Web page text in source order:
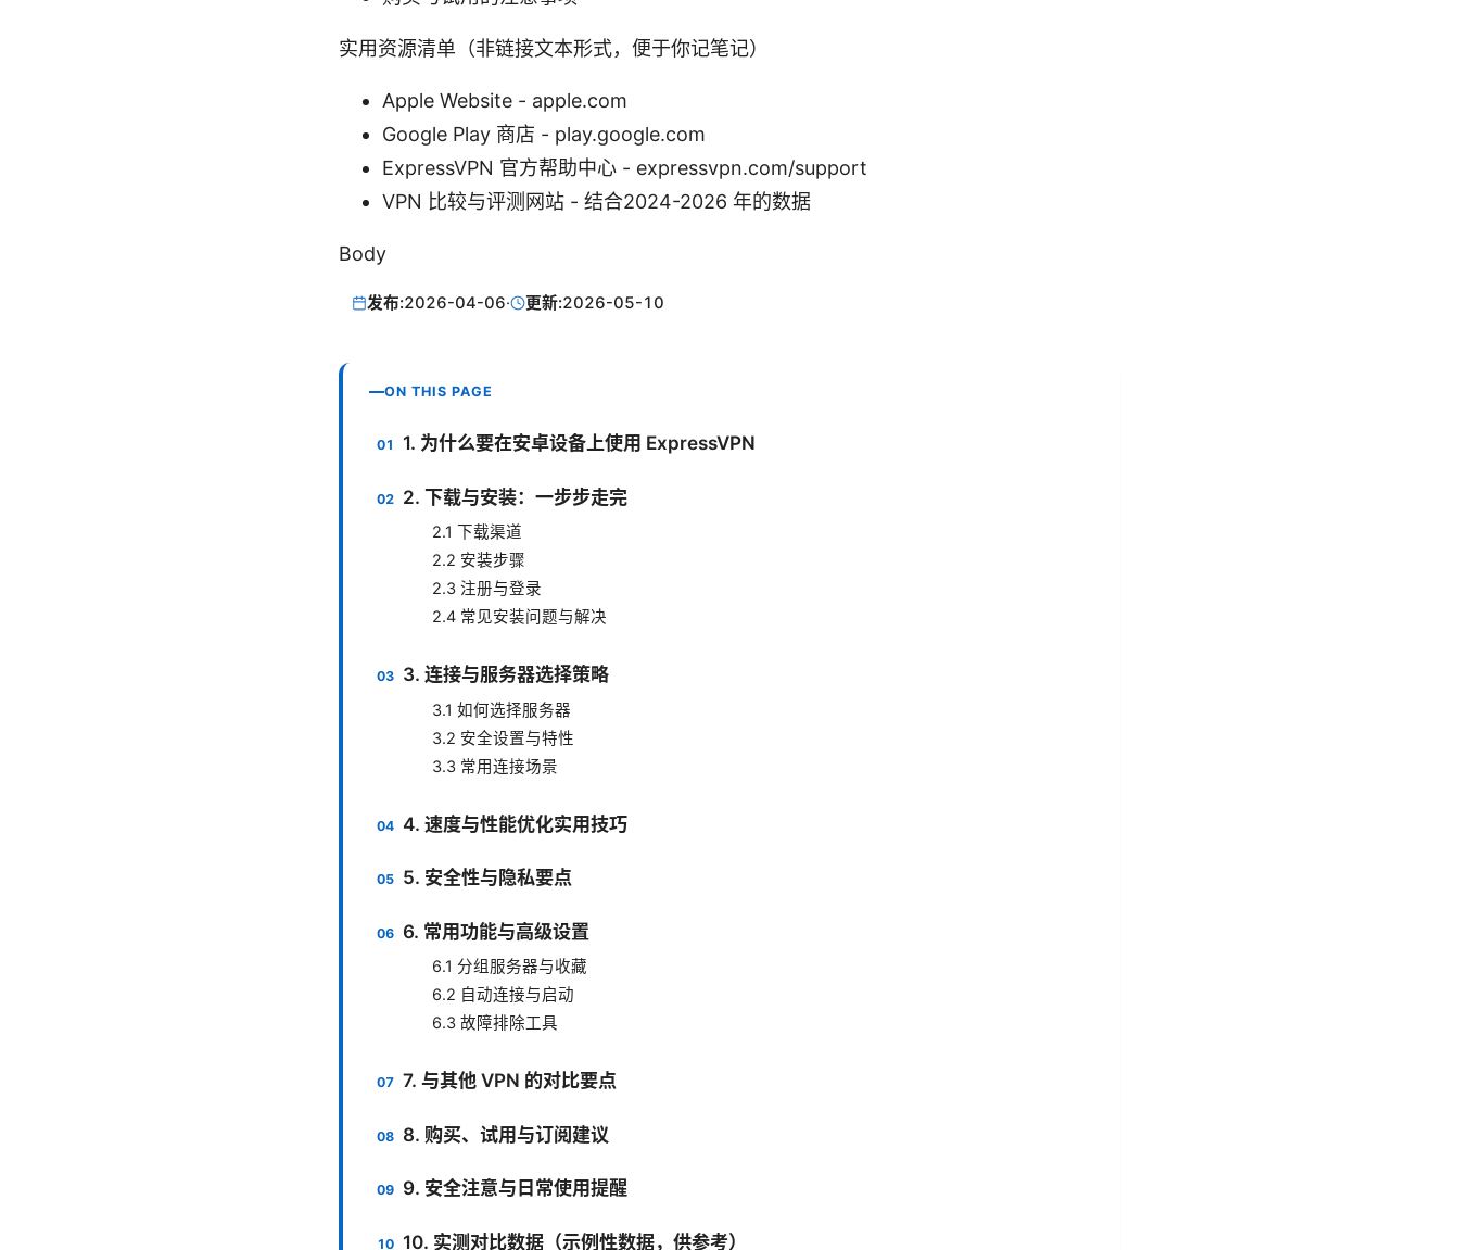
实用资源清单（非链接文本形式，便于你记笔记）
Apple Website - apple.com
Google Play 商店 - play.google.com
ExpressVPN 官方帮助中心 - expressvpn.com/support
VPN 比较与评测网站 - 结合2024-2026 年的数据
Body
发布:2026-04-06· 更新:2026-05-10
ON THIS PAGE
1. 为什么要在安卓设备上使用 ExpressVPN
2. 下载与安装：一步步走完
2.1 下载渠道
2.2 安装步骤
2.3 注册与登录
2.4 常见安装问题与解决
3. 连接与服务器选择策略
3.1 如何选择服务器
3.2 安全设置与特性
3.3 常用连接场景
4. 速度与性能优化实用技巧
5. 安全性与隐私要点
6. 常用功能与高级设置
6.1 分组服务器与收藏
6.2 自动连接与启动
6.3 故障排除工具
7. 与其他 VPN 的对比要点
8. 购买、试用与订阅建议
9. 安全注意与日常使用提醒
10. 实测对比数据（示例性数据，供参考）